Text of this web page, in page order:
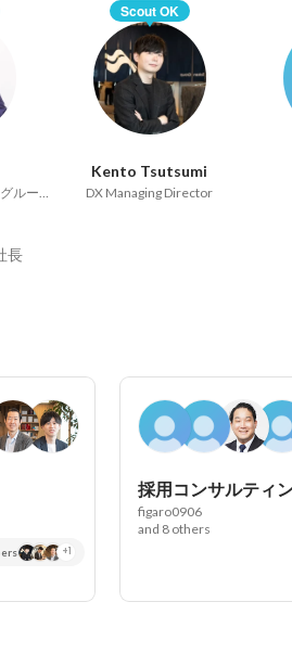
エンプロイーサクセスグループ マネージャー
Scout OK
Kento Tsutsumi
DX Managing Director
長
+1
figaro0906
and 8 others